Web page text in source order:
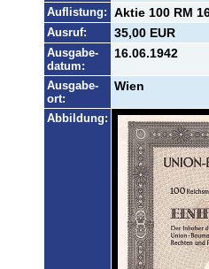
Auflistung: Aktie 100 RM
Ausruf: 35,00 EUR
Ausgabe-
datum:
16.06.1942
Ausgabe-
ort:
Wien
Abbildung: